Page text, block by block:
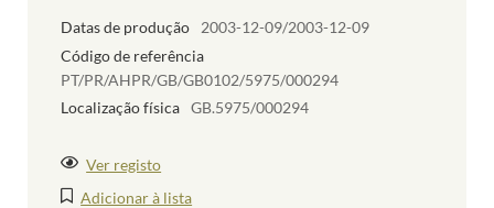
Datas de produção
2003-12-09/2003-12-09
Código de referência
PT/PR/AHPR/GB/GB0102/5975/000294
Localização física GB.5975/000294
Ver registo
Adicionar à lista